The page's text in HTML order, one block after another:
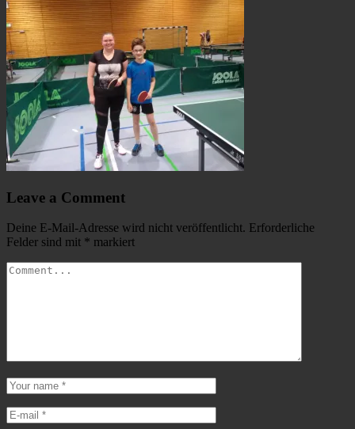
Leave a Comment
Deine E-Mail-Adresse wird nicht veröffentlicht. Erforderliche
Felder sind mit * markiert